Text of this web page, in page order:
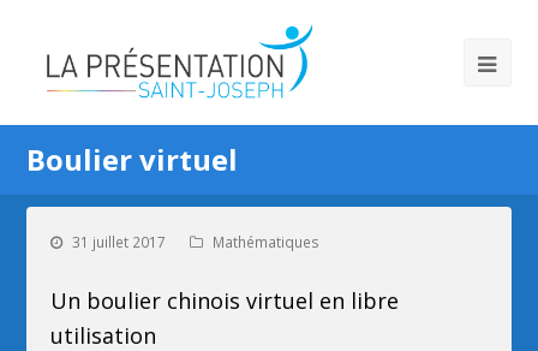
Boulier virtuel
31 juillet 2017 Mathématiques
Un boulier chinois virtuel en libre
utilisation